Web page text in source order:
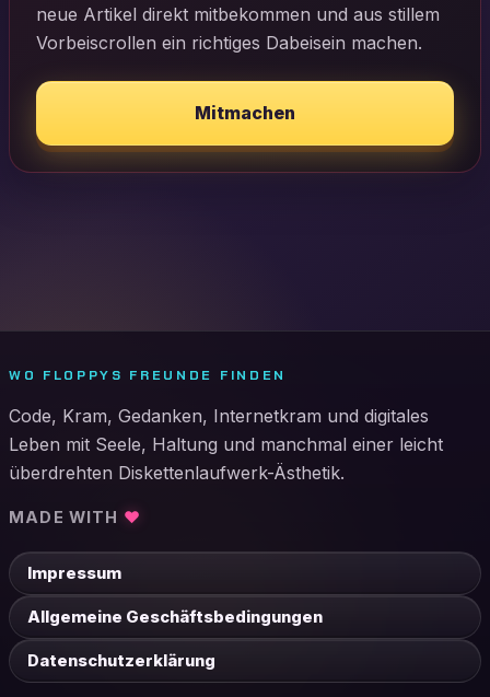
neue Artikel direkt mitbekommen und aus stillem
Vorbeiscrollen ein richtiges Dabeisein machen.
Mitmachen
WO FLOPPYS FREUNDE FINDEN
Code, Kram, Gedanken, Internetkram und digitales
Leben mit Seele, Haltung und manchmal einer leicht
überdrehten Diskettenlaufwerk-Ästhetik.
MADE WITH ♥
Impressum
Allgemeine Geschäftsbedingungen
Datenschutzerklärung